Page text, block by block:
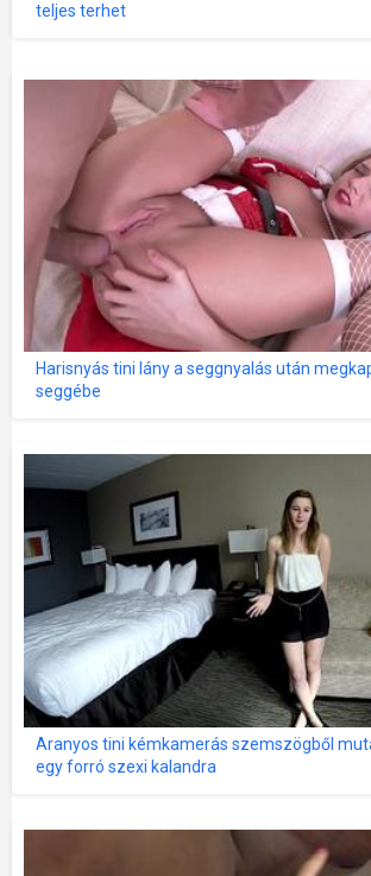
teljes terhet
Harisnyás tini lány a seggnyalás után
seggébe
Aranyos tini kémkamerás szemszögből
egy forró szexi kalandra